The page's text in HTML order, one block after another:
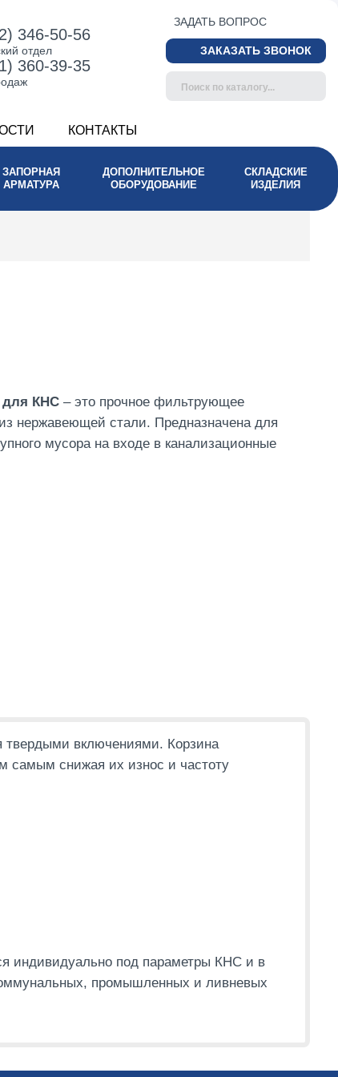
346-50-56
отдел
360-39-35
ЗАДАТЬ ВОПРОС
ЗАКАЗАТЬ ЗВОНОК
КОНТАКТЫ
ЗАПОРНАЯ
АРМАТУРА
ДОПОЛНИТЕЛЬНОЕ
ОБОРУДОВАНИЕ
СКЛАДСКИЕ
ИЗДЕЛИЯ
для КНС– это прочное фильтрующее
нержавеющей стали. Предназначена для
мусора на входе в канализационные
твердыми включениями. Корзина
самым снижая их износ и частоту
индивидуально под параметры КНС и в
промышленных и ливневых